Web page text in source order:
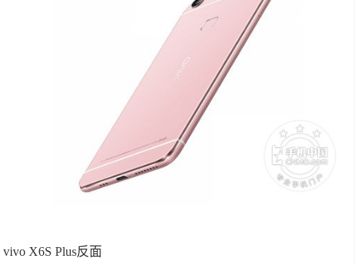
vivo X6S Plus反面